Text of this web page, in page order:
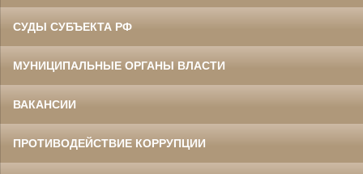
СУДЫ СУБЪЕКТА РФ
МУНИЦИПАЛЬНЫЕ ОРГАНЫ ВЛАСТИ
ВАКАНСИИ
ПРОТИВОДЕЙСТВИЕ КОРРУПЦИИ